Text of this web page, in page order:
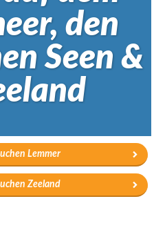
den
Seen &
Lemmer
Zeeland